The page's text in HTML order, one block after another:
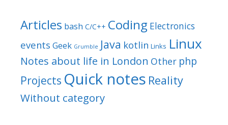
Articles bash C/C++ Coding Electronics
events Geek Grumble Java kotlin Links Linux
Notes about life in London Other php
Projects Quick notes Reality
Without category